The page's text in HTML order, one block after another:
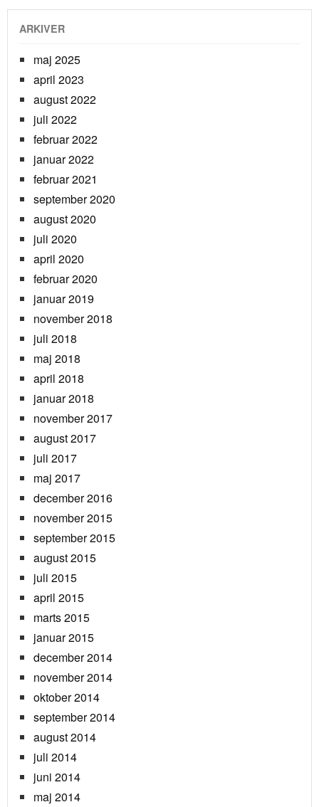
ARKIVER
maj 2025
april 2023
august 2022
juli 2022
februar 2022
januar 2022
februar 2021
september 2020
august 2020
juli 2020
april 2020
februar 2020
januar 2019
november 2018
juli 2018
maj 2018
april 2018
januar 2018
november 2017
august 2017
juli 2017
maj 2017
december 2016
november 2015
september 2015
august 2015
juli 2015
april 2015
marts 2015
januar 2015
december 2014
november 2014
oktober 2014
september 2014
august 2014
juli 2014
juni 2014
maj 2014